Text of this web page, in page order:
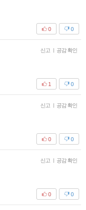
0
0
신고 | 공감 확인
0
1
신고 | 공감 확인
0
0
신고 | 공감 확인
0
0